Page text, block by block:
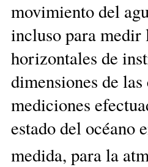
movimiento del
incluso para medir
horizontales de
dimensiones de
mediciones
estado del océano
medida, para la